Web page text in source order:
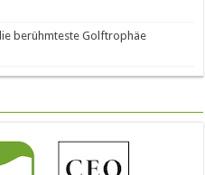
berühmteste Golftrophäe